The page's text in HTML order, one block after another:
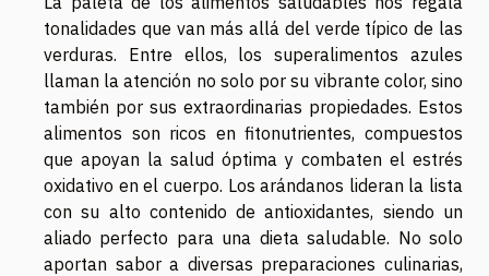
tonalidades que van más allá del verde típico de las
verduras. Entre ellos, los superalimentos azules
llaman la atención no solo por su vibrante color, sino
también por sus extraordinarias propiedades. Estos
alimentos son ricos en fitonutrientes, compuestos
que apoyan la salud óptima y combaten el estrés
oxidativo en el cuerpo. Los arándanos lideran la lista
con su alto contenido de antioxidantes, siendo un
aliado perfecto para una dieta saludable. No solo
aportan sabor a diversas preparaciones culinarias,